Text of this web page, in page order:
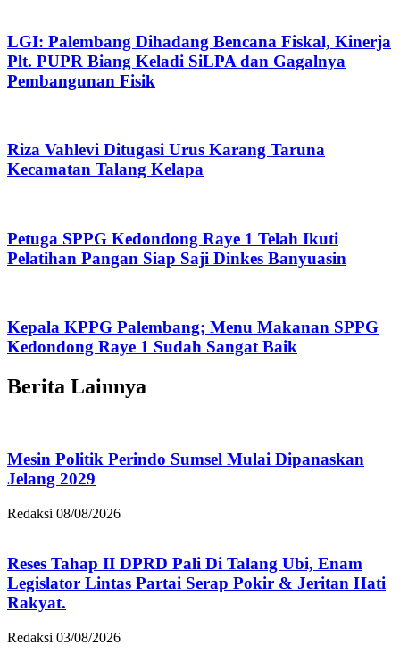
LGI: Palembang Dihadang Bencana Fiskal, Kinerja
Plt. PUPR Biang Keladi SiLPA dan Gagalnya
Pembangunan Fisik
Riza Vahlevi Ditugasi Urus Karang Taruna
Kecamatan Talang Kelapa
Petuga SPPG Kedondong Raye 1 Telah Ikuti
Pelatihan Pangan Siap Saji Dinkes Banyuasin
Kepala KPPG Palembang; Menu Makanan SPPG
Kedondong Raye 1 Sudah Sangat Baik
Berita Lainnya
Mesin Politik Perindo Sumsel Mulai Dipanaskan
Jelang 2029
Redaksi 08/08/2026
Reses Tahap II DPRD Pali Di Talang Ubi, Enam
Legislator Lintas Partai Serap Pokir & Jeritan Hati
Rakyat.
Redaksi 03/08/2026